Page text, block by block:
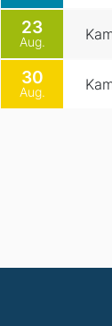
23
Aug.
30
Aug.